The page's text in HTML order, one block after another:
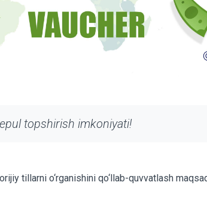
topshirish imkoniyati!
tillarni o‘rganishini qo‘llab-quvvatlash